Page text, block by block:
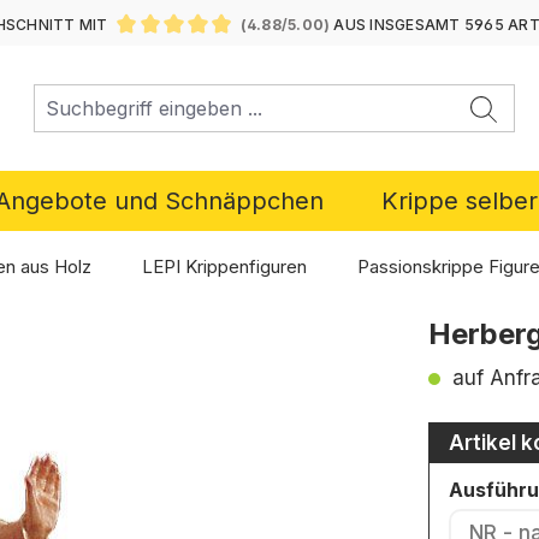
MIT
(4.88/5.00) AUS INSGESAMT 5965
und Schnäppchen Krippe
aus Holz LEPI Krippenfiguren Passionskrippe
auf
Artikel
NR -